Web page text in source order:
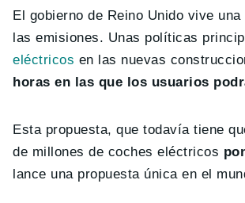
El gobierno de Reino Unido vive
las emisiones. Unas políticas
eléctricos en las nuevas
horas en las que los usuarios
Esta propuesta, que todavía tiene
de millones de coches eléctricos
lance una propuesta única en el